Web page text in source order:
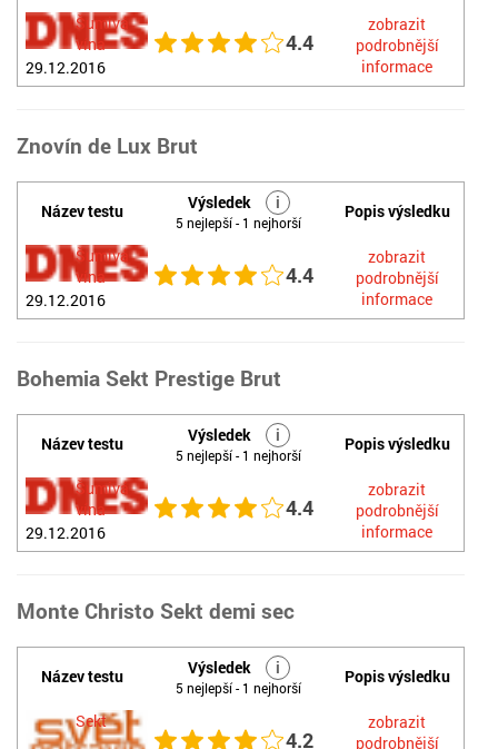
Šumivá
vína
29.12.2016
4.4
zobrazit
podrobnější
informace
Znovín de Lux Brut
Název testu Výsledek i
5 nejlepší - 1 nejhorší
Popis výsledku
Šumivá
vína
29.12.2016
4.4
zobrazit
podrobnější
informace
Bohemia Sekt Prestige Brut
Název testu Výsledek i
5 nejlepší - 1 nejhorší
Popis výsledku
Šumivá
vína
29.12.2016
4.4
zobrazit
podrobnější
informace
Monte Christo Sekt demi sec
Název testu Výsledek i
5 nejlepší - 1 nejhorší
Popis výsledku
Sekt
4.2
zobrazit
podrobnější